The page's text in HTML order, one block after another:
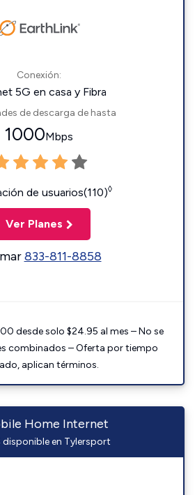
Conexión:
5G en casa y Fibra
de descarga de hasta
1000Mbps
de usuarios(110)◊
Ver Planes
833-811-8858
desde solo $24.95 al mes – No se
combinados – Oferta por tiempo
aplican términos.
Home Internet
en Tylersport